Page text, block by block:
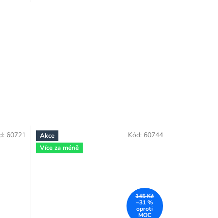
60721
Akce
Více za méně
145 Kč
–31 %
Kód: 60744